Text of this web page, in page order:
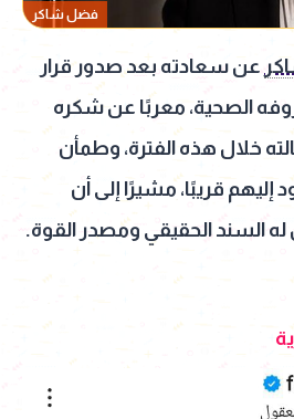
فضل شاكر
عن سعادته بعد صدور قرار
الصحية، معربًا عن شكره
خلال هذه الفترة، وطمأن
إليهم قريبًا، مشيرًا إلى أن
السند الحقيقي ومصدر القوة.